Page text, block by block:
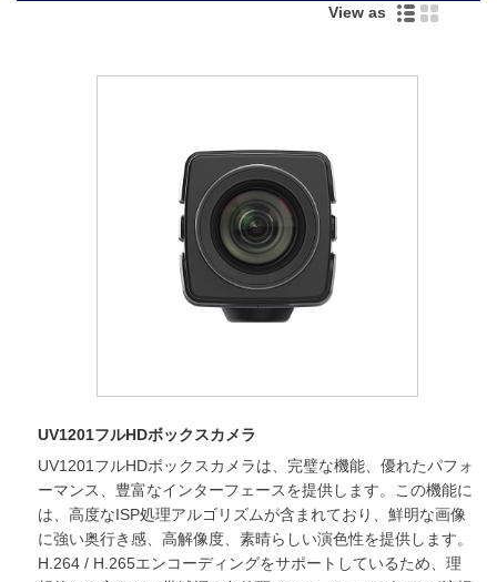
View as
UV1201フルHDボックスカメラ
UV1201フルHDボックスカメラは、完璧な機能、優れたパフォ
ーマンス、豊富なインターフェースを提供します。この機能に
は、高度なISP処理アルゴリズムが含まれており、鮮明な画像
に強い奥行き感、高解像度、素晴らしい演色性を提供します。
H.264 / H.265エンコーディングをサポートしているため、理